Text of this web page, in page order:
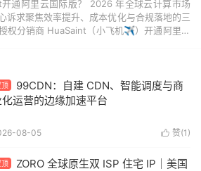
通阿里云国际版？ 2026 年全球云计算市场
诉求聚焦效率提升、成本优化与合规落地的三
权分销商 HuaSaint（小飞机✈️）开通阿里云
顶
99CDN：自建 CDN、智能调度与商
化运营的边缘加速平台
 赞(1 )
08-05
顶
ZORO 全球原生双 ISP 住宅 IP｜美国